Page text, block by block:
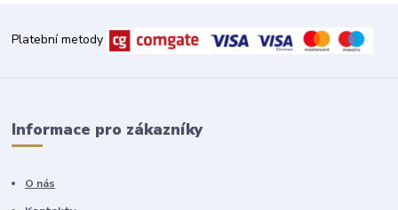
Platební metody
Informace pro zákazníky
O nás